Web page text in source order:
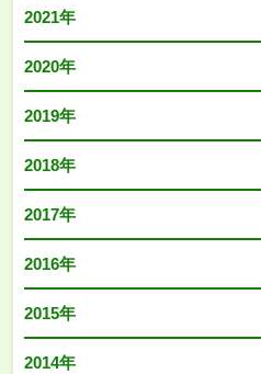
2021年
2020年
2019年
2018年
2017年
2016年
2015年
2014年